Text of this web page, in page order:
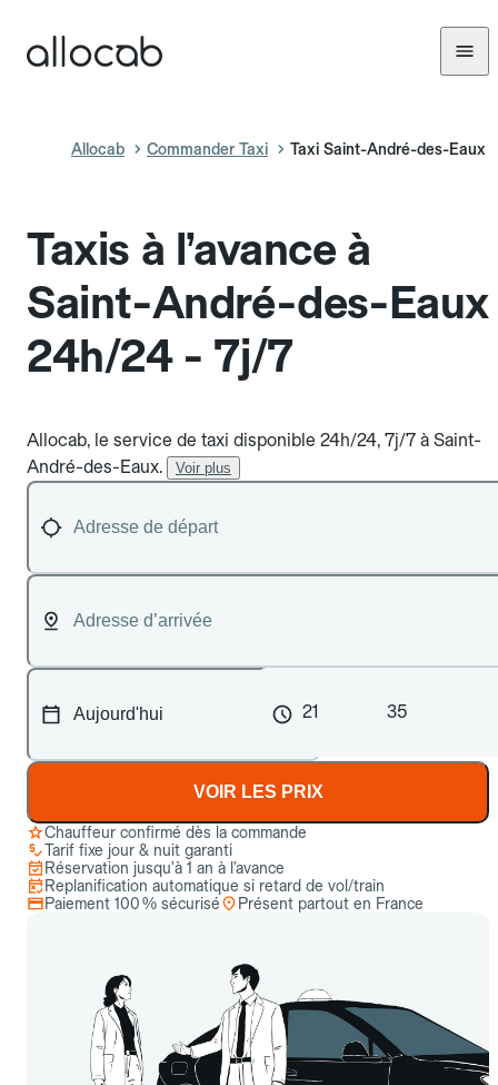
Allocab Commander Taxi Taxi Saint-André-des-Eaux
Taxis à l’avance à
Saint-André-des-Eaux
24h/24 - 7j/7
Allocab, le service de taxi disponible 24h/24, 7j/7 à Saint-
André-des-Eaux.
Voir plus
21 35
VOIR LES PRIX
Chauffeur confirmé dès la commande
Tarif fixe jour & nuit garanti
Réservation jusqu’à 1 an à l’avance
Replanification automatique si retard de vol/train
Paiement 100 % sécurisé
Présent partout en France